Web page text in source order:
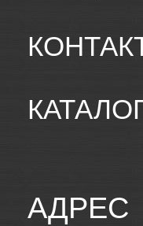
АДРЕС